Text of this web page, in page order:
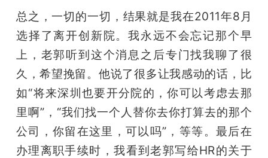
总之，一切的一切，结果就是我在2011年8月
选择了离开创新院。我永远不会忘记那个早
上，老郭听到这个消息之后专门找我聊了很
久，希望挽留。他说了很多让我感动的话，比
如“将来深圳也要开分院的，你可以考虑去那
里啊”，“我们找一个人替你去你打算去的那个
公司，你留在这里，可以吗”，等等。最后在
办理离职手续时，我看到老郭写给HR的关于